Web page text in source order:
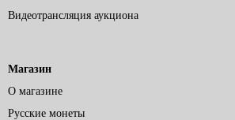
Видеотрансляция аукциона
Магазин
О магазине
Русские монеты